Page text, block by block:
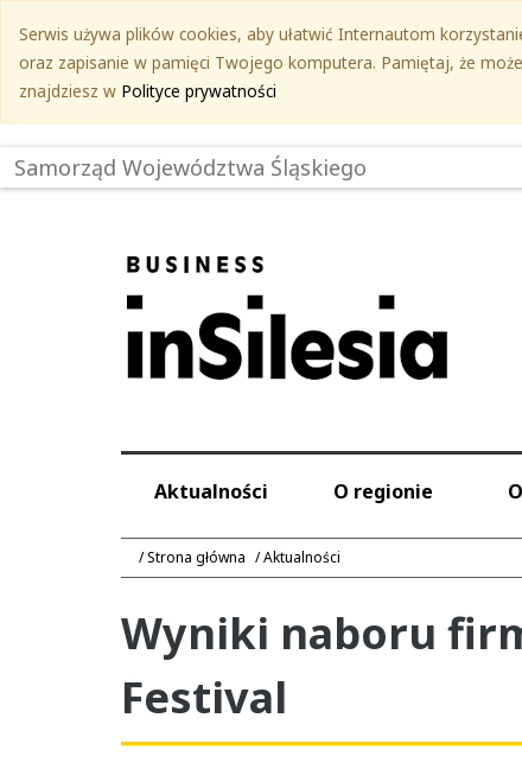
treści
głównej
Serwis używa plików cookies, aby ułatwić Internautom
oraz zapisanie w pamięci Twojego komputera. Pamiętaj, że
znajdziesz w Polityce prywatności
Samorząd Województwa Śląskiego
Aktualności O regionie
Strona główna Aktualności
Wyniki naboru
Festival